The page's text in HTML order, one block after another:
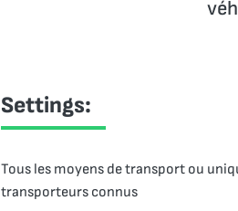
Settings:
Tous les moyens de transport ou
transporteurs connus